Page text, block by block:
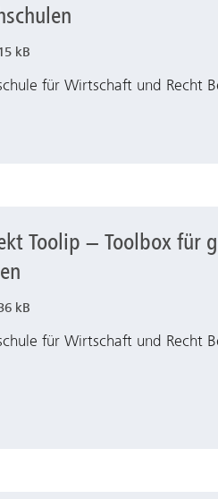
kB
für Wirtschaft und Recht
Toolbox für globales digitales
Toolip − Toolbox für
kB
für Wirtschaft und Recht